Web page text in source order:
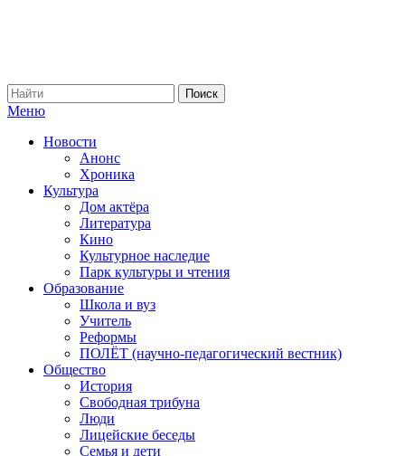
Меню
Новости
Анонс
Хроника
Культура
Дом актёра
Литература
Кино
Культурное наследие
Парк культуры и чтения
Образование
Школа и вуз
Учитель
Реформы
ПОЛЁТ (научно-педагогический вестник)
Общество
История
Свободная трибуна
Люди
Лицейские беседы
Семья и дети